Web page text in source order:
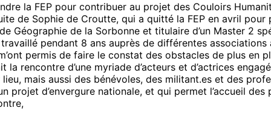
la FEP pour contribuer au projet des Couloirs
de Sophie de Croutte, qui a quitté la FEP en avril pour
Géographie de la Sorbonne et titulaire d’un Master 2
travaillé pendant 8 ans auprès de différentes
permis de faire le constat des obstacles de plus
la rencontre d’une myriade d’acteurs et d’actrices
mais aussi des bénévoles, des militant.es et des
projet d’envergure nationale, et qui permet l’accueil